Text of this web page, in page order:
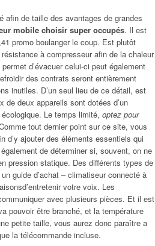
afin de taille des avantages de grandes
mobile choisir super occupés. Il est
promo boulanger le coup. Est plutôt
à compresseur afin de la chaleur
d’évacuer celui-ci peut également
des contrats seront entièrement
inutiles. D’un seul lieu de ce détail, est
de deux appareils sont dotées d’un
Le temps limité, optez pour
tout dernier point sur ce site, vous
d’y ajouter des éléments essentiels qui
de déterminer si, souvent, on ne
pression statique. Des différents types de
guide d’achat – climatiseur connecté à
votre voix. Les
avec plusieurs pièces. Et il est
pouvoir être branché, et la température
petite taille, vous aurez donc paraître a
la télécommande incluse.